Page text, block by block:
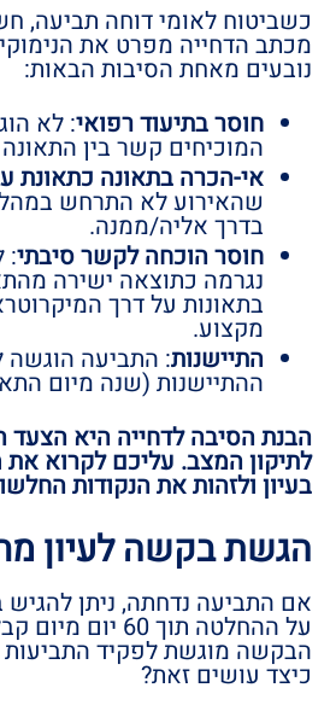
כשביטוח לאומי דוחה תביעה,
מכתב הדחייה מפרט את
נובעים מאחת הסיבות הבאות:
חוסר בתיעוד רפואי: לא
המוכיחים קשר בין
אי-הכרה בתאונה כתאונת
שהאירוע לא התרחש
בדרך אליה/ממנה.
חוסר הוכחה לקשר סיבתי:
נגרמה כתוצאה ישירה
בתאונות על דרך
מקצוע.
התיישנות: התביעה
ההתיישנות (שנה מיום
הבנת הסיבה לדחייה היא הצעד
לתיקון המצב. עליכם לקרוא
בעיון ולזהות את הנקודות
הגשת בקשה לעיון
אם התביעה נדחתה, ניתן
על ההחלטה תוך60 יום מיום
הבקשה מוגשת לפקיד
כיצד עושים זאת?